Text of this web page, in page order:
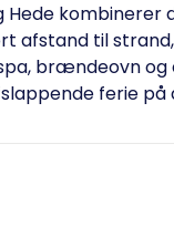
Hede
afstand til
brændeovn
ferie på